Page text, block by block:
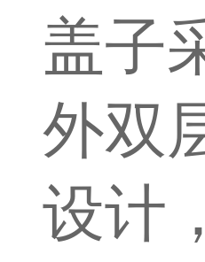
盖子
外双
设计